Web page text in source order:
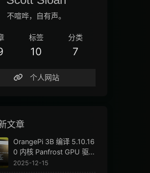
不喧哗，自有声。
标签
10
分类
7
个人网站
文章
OrangePi 3B 编译 5.10.16
0 内核 Panfrost GPU 驱
动，并启用 VPU 硬件加速
2025-12-15